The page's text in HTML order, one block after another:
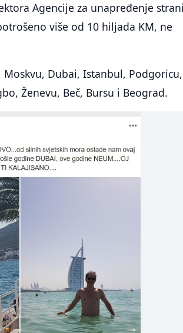
Agencije za unapređenje
više od 10 hiljada KM, ne
Dubai, Istanbul, Podgoricu,
Ženevu, Beč, Bursu i Beograd.